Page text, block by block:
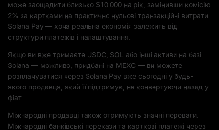
може заощадити близько $10 000 на рік, замінивши комісію
2% за картками на практично нульові транзакційні витрати
Solana Pay — хоча реальна економія залежить від
структури платежів і налаштування.
Якщо ви вже тримаєте USDC, SOL або інші активи на базі
Solana — можливо, придбані на MEXC — ви можете
розплачуватися через Solana Pay вже сьогодні у будь-
якого продавця, який її підтримує, не конвертуючи назад у
фіат.
Міжнародні продавці також отримують значні переваги.
Міжнародні банківські перекази та карткові платежі через